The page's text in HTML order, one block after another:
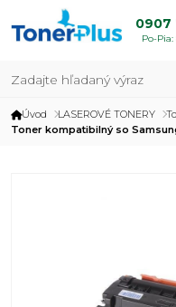
0907
Po-Pia:
Úvod LASEROVÉ TONERY
Toner kompatibilný so